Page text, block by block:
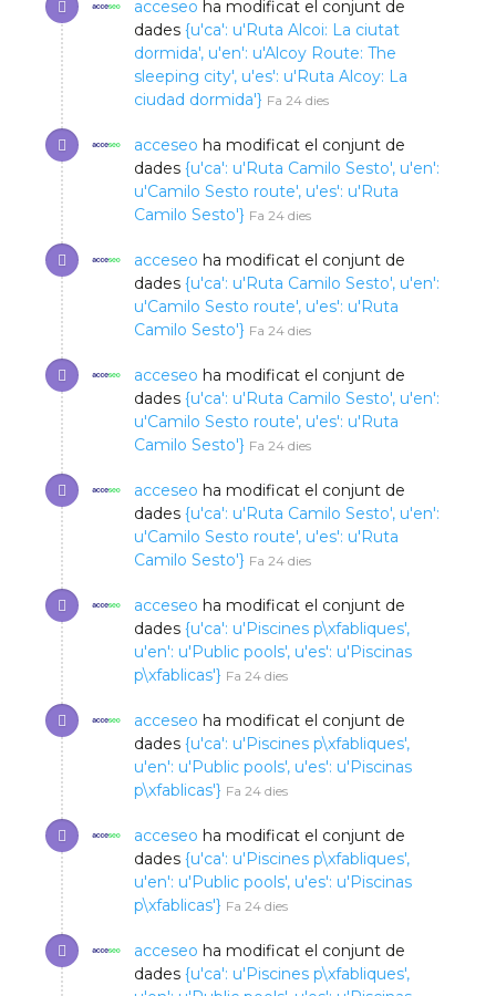
acceseo ha modificat el conjunt de
dades{u'ca': u'Ruta Alcoi: La ciutat
dormida', u'en': u'Alcoy Route: The
sleeping city', u'es': u'Ruta Alcoy: La
ciudad dormida'} Fa 24 dies
acceseo ha modificat el conjunt de
dades{u'ca': u'Ruta Camilo Sesto', u'en':
u'Camilo Sesto route', u'es': u'Ruta
Camilo Sesto'} Fa 24 dies
acceseo ha modificat el conjunt de
dades{u'ca': u'Ruta Camilo Sesto', u'en':
u'Camilo Sesto route', u'es': u'Ruta
Camilo Sesto'} Fa 24 dies
acceseo ha modificat el conjunt de
dades{u'ca': u'Ruta Camilo Sesto', u'en':
u'Camilo Sesto route', u'es': u'Ruta
Camilo Sesto'} Fa 24 dies
acceseo ha modificat el conjunt de
dades{u'ca': u'Ruta Camilo Sesto', u'en':
u'Camilo Sesto route', u'es': u'Ruta
Camilo Sesto'} Fa 24 dies
acceseo ha modificat el conjunt de
dades{u'ca': u'Piscines p\xfabliques',
u'en': u'Public pools', u'es': u'Piscinas
p\xfablicas'} Fa 24 dies
acceseo ha modificat el conjunt de
dades{u'ca': u'Piscines p\xfabliques',
u'en': u'Public pools', u'es': u'Piscinas
p\xfablicas'} Fa 24 dies
acceseo ha modificat el conjunt de
dades{u'ca': u'Piscines p\xfabliques',
u'en': u'Public pools', u'es': u'Piscinas
p\xfablicas'} Fa 24 dies
acceseo ha modificat el conjunt de
dades{u'ca': u'Piscines p\xfabliques',